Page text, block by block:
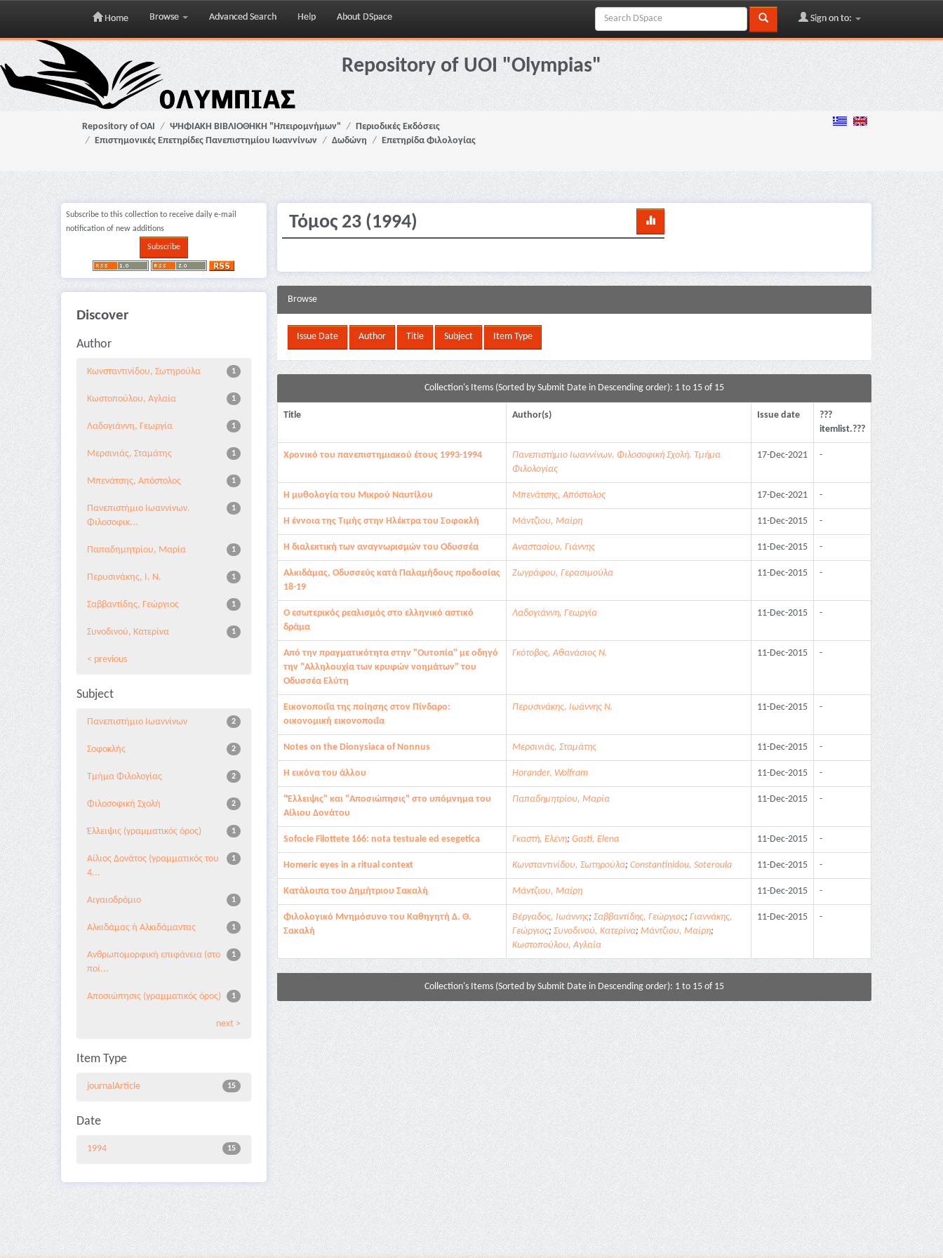
Skip
navigation
Home Browse Advanced Search Help About DSpace Sign on to:
Repository of UOI "Olympias"
Repository of OAI ΨΗΦΙΑΚΗ ΒΙΒΛΙΟΘΗΚΗ "Ηπειρομνήμων"
Περιοδικές Εκδόσεις
Επιστημονικές Επετηρίδες Πανεπιστημίου Ιωαννίνων
Δωδώνη Επετηρίδα Φιλολογίας
Subscribe to this collection to receive daily e-mail
notification of new additions
Discover
Author
1
Κωνσταντινίδου, Σωτηρούλα
1
Κωστοπούλου, Αγλαία
1
Λαδογιάννη, Γεωργία
1
Μερσινιάς, Σταμάτης
1
Μπενάτσης, Απόστολος
1
Πανεπιστήμιο Ιωαννίνων.
Φιλοσοφικ...
1
Παπαδημητρίου, Μαρία
1
Περυσινάκης, I. Ν.
1
Σαββαντίδης, Γεώργιος
1
Συνοδινού, Κατερίνα
< previous
Subject
2
Πανεπιστήμιο Ιωαννίνων
2
Σοφοκλής
2
Τμήμα Φιλολογίας
2
Φιλοσοφική Σχολή
1
Έλλειψις (γραμματικός όρος)
1
Αίλιος Δονάτος (γραμματικός του
4...
1
Αιγαιοδρόμιο
1
Αλκιδάμας ή Αλκιδάμαντας
1
Ανθρωπομορφική επιφάνεια (στο
ποί...
1
Αποσιώπησις (γραμματικός όρος)
next >
Item Type
15
journalArticle
Date
15
1994
Τόμος 23 (1994)
Browse
Collection's Items (Sorted by Submit Date in Descending order): 1 to 15 of 15
Title Author(s) Issue date
???
itemlist.???
Χρονικό του πανεπιστημιακού έτους 1993-1994
Πανεπιστήμιο Ιωαννίνων. Φιλοσοφική Σχολή. Τμήμα
Φιλολογίας
17-Dec-2021 -
Η μυθολογία του Μικρού Ναυτίλου Μπενάτσης, Απόστολος 17-Dec-2021 -
Η έννοια της Τιμής στην Ηλέκτρα του Σοφοκλή Μάντζιου, Μαίρη 11-Dec-2015 -
Η διαλεκτική των αναγνωρισμών του Οδυσσέα Αναστασίου, Γιάννης 11-Dec-2015 -
Αλκιδάμας, Οδυσσεύς κατά Παλαμήδους προδοσίας
18-19
Ζωγράφου, Γερασιμούλα 11-Dec-2015 -
Ο εσωτερικός ρεαλισμός στο ελληνικό αστικό
δράμα
Λαδογιάννη, Γεωργία 11-Dec-2015 -
Από την πραγματικότητα στην "Ουτοπία" με οδηγό
την "Αλληλουχία των κρυφών νοημάτων" του
Οδυσσέα Ελύτη
Γκότοβος, Αθανάσιος Ν. 11-Dec-2015 -
Εικονοποιΐα της ποίησης στον Πίνδαρο:
οικονομική εικονοποιΐα
Περυσινάκης, Iωάννης Ν. 11-Dec-2015 -
Notes on the Dionysiaca of Nonnus Μερσινιάς, Σταμάτης 11-Dec-2015 -
Η εικόνα του άλλου Horander, Wolfram 11-Dec-2015 -
"Έλλειψις" και "Αποσιώπησις" στο υπόμνημα του
Αίλιου Δονάτου
Παπαδημητρίου, Μαρία 11-Dec-2015 -
Sofocle Filottete 166: nota testuale ed esegetica Γκαστή, Ελένη; Gasti, Elena 11-Dec-2015 -
Homeric eyes in a ritual context Κωνσταντινίδου, Σωτηρούλα; Constantinidou, Soteroula 11-Dec-2015 -
Κατάλοιπα του Δημήτριου Σακαλή Μάντζιου, Μαίρη 11-Dec-2015 -
Φιλολογικό Μνημόσυνο του Καθηγητή Δ. Θ.
Σακαλή
Βέργαδος, Ιωάννης; Σαββαντίδης, Γεώργιος; Γιαννάκης,
Γεώργιος; Συνοδινού, Κατερίνα; Μάντζιου, Μαίρη;
Κωστοπούλου, Αγλαΐα
11-Dec-2015 -
Collection's Items (Sorted by Submit Date in Descending order): 1 to 15 of 15